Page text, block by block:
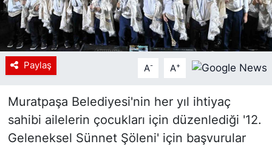
Paylaş A- A+
Muratpaşa Belediyesi'nin her yıl ihtiyaç
sahibi ailelerin çocukları için düzenlediği '12.
Geleneksel Sünnet Şöleni' için başvurular